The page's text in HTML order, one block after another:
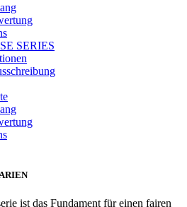
SERIES
ist das Fundament für einen fairen